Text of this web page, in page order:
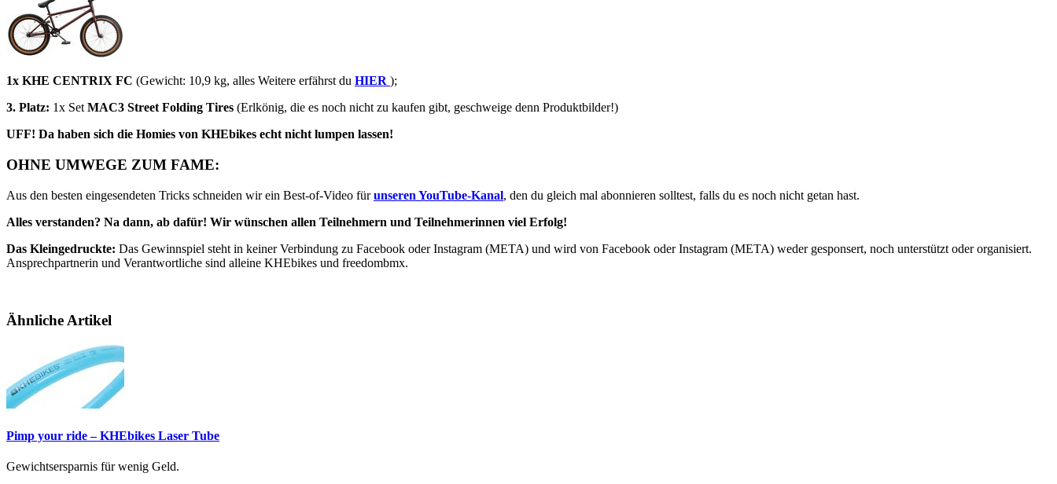
1x KHE CENTRIX FC (Gewicht: 10,9 kg, alles Weitere erfährst du HIER );
3. Platz: 1x SetMAC3 Street Folding Tires (Erlkönig, die es noch nicht zu kaufen gibt, geschweige denn Produktbilder!)
UFF! Da haben sich die Homies von KHEbikes echt nicht lumpen lassen!
OHNE UMWEGE ZUM FAME:
Aus den besten eingesendeten Tricks schneiden wir ein Best-of-Video fürunseren YouTube-Kanal, den du gleich mal abonnieren solltest, falls du es noch nicht getan hast.
Alles verstanden? Na dann, ab dafür! Wir wünschen allen Teilnehmern und Teilnehmerinnen viel Erfolg!
Das Kleingedruckte: Das Gewinnspiel steht in keiner Verbindung zu Facebook oder Instagram (META) und wird von Facebook oder Instagram (META) weder gesponsert, noch unterstützt oder organisiert.
Ansprechpartnerin und Verantwortliche sind alleine KHEbikes und freedombmx.
Ähnliche Artikel
Pimp your ride – KHEbikes Laser Tube
Gewichtsersparnis für wenig Geld.